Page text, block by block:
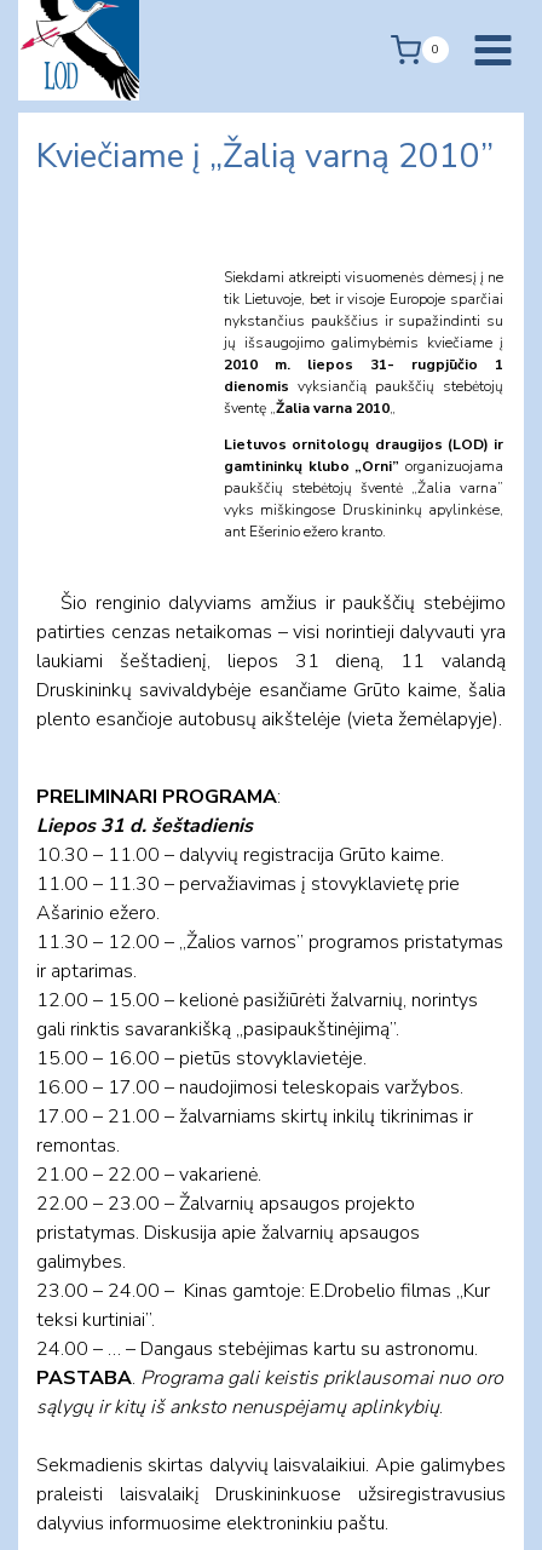
content
0
Kviečiame į „Žalią varną 2010”
Siekdami atkreipti visuomenės dėmesį į ne
tik Lietuvoje, bet ir visoje Europoje sparčiai
nykstančius paukščius ir supažindinti su
jų išsaugojimo galimybėmis kviečiame į
2010 m. liepos 31- rugpjūčio 1
dienomis vyksiančią paukščių stebėtojų
šventę „Žalia varna 2010„
Lietuvos ornitologų draugijos (LOD) ir
gamtininkų klubo „Orni” organizuojama
paukščių stebėtojų šventė „Žalia varna”
vyks miškingose Druskininkų apylinkėse,
ant Ešerinio ežero kranto.
Šio renginio dalyviams amžius ir paukščių stebėjimo
patirties cenzas netaikomas – visi norintieji dalyvauti yra
laukiami šeštadienį, liepos 31 dieną, 11 valandą
Druskininkų savivaldybėje esančiame Grūto kaime, šalia
plento esančioje autobusų aikštelėje (vieta žemėlapyje).
PRELIMINARI PROGRAMA:
Liepos 31 d. šeštadienis
10.30 – 11.00 – dalyvių registracija Grūto kaime.
11.00 – 11.30 – pervažiavimas į stovyklavietę prie
Ašarinio ežero.
11.30 – 12.00 – „Žalios varnos” programos pristatymas
ir aptarimas.
12.00 – 15.00 – kelionė pasižiūrėti žalvarnių, norintys
gali rinktis savarankišką „pasipaukštinėjimą”.
15.00 – 16.00 – pietūs stovyklavietėje.
16.00 – 17.00 – naudojimosi teleskopais varžybos.
17.00 – 21.00 – žalvarniams skirtų inkilų tikrinimas ir
remontas.
21.00 – 22.00 – vakarienė.
22.00 – 23.00 – Žalvarnių apsaugos projekto
pristatymas. Diskusija apie žalvarnių apsaugos
galimybes.
23.00 – 24.00 – Kinas gamtoje: E.Drobelio filmas „Kur
teksi kurtiniai”.
24.00 – … – Dangaus stebėjimas kartu su astronomu.
PASTABA. Programa gali keistis priklausomai nuo oro
sąlygų ir kitų iš anksto nenuspėjamų aplinkybių.
Sekmadienis skirtas dalyvių laisvalaikiui. Apie galimybes
praleisti laisvalaikį Druskininkuose užsiregistravusius
dalyvius informuosime elektroninkiu paštu.